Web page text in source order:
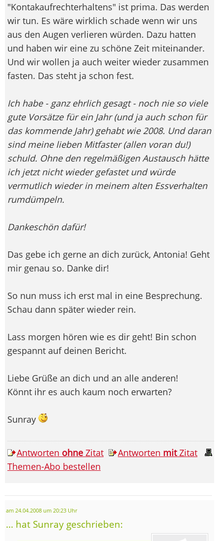
"Kontakaufrechterhaltens" ist prima. Das werden
wir tun. Es wäre wirklich schade wenn wir uns
aus den Augen verlieren würden. Dazu hatten
und haben wir eine zu schöne Zeit miteinander.
Und wir wollen ja auch weiter wieder zusammen
fasten. Das steht ja schon fest.
Ich habe - ganz ehrlich gesagt - noch nie so viele
gute Vorsätze für ein Jahr (und ja auch schon für
das kommende Jahr) gehabt wie 2008. Und daran
sind meine lieben Mitfaster (allen voran du!)
schuld. Ohne den regelmäßigen Austausch hätte
ich jetzt nicht wieder gefastet und würde
vermutlich wieder in meinem alten Essverhalten
rumdümpeln.
Dankeschön dafür!
Das gebe ich gerne an dich zurück, Antonia! Geht
mir genau so. Danke dir!
So nun muss ich erst mal in eine Besprechung.
Schau dann später wieder rein.
Lass morgen hören wie es dir geht! Bin schon
gespannt auf deinen Bericht.
Liebe Grüße an dich und an alle anderen!
Könnt ihr es auch kaum noch erwarten?
Sunray
Antworten ohne Zitat Antworten mitZitat
Themen-Abo bestellen
am 24.04.2008 um 20:23 Uhr
... hat Sunray geschrieben: